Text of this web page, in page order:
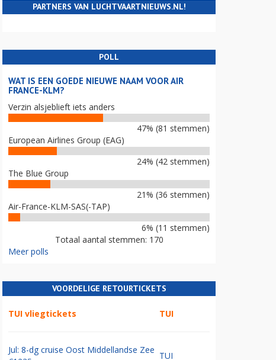
PARTNERS VAN LUCHTVAARTNIEUWS.NL!
POLL
WAT IS EEN GOEDE NIEUWE NAAM VOOR AIR
FRANCE-KLM?
Verzin alsjeblieft iets anders
47% (81 stemmen)
European Airlines Group (EAG)
24% (42 stemmen)
The Blue Group
21% (36 stemmen)
Air-France-KLM-SAS(-TAP)
6% (11 stemmen)
Totaal aantal stemmen: 170
Meer polls
VOORDELIGE RETOURTICKETS
TUI vliegtickets TUI
Jul: 8-dg cruise Oost Middellandse Zee
TUI